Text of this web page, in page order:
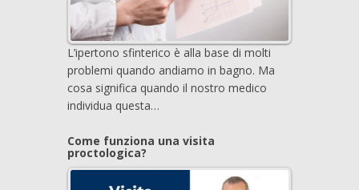
L’ipertono sfinterico è alla base di molti
problemi quando andiamo in bagno. Ma
cosa significa quando il nostro medico
individua questa…
Come funziona una visita
proctologica?